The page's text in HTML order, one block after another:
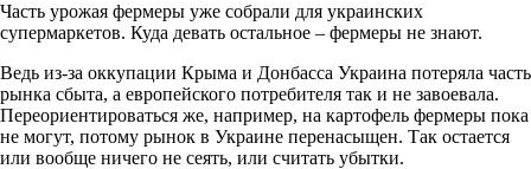
Часть урожая фермеры уже собрали для украинских
супермаркетов. Куда девать остальное – фермеры не знают.
Ведь из-за оккупации Крыма и Донбасса Украина потеряла часть
рынка сбыта, а европейского потребителя так и не завоевала.
Переориентироваться же, например, на картофель фермеры пока
не могут, потому рынок в Украине перенасыщен. Так остается
или вообще ничего не сеять, или считать убытки.